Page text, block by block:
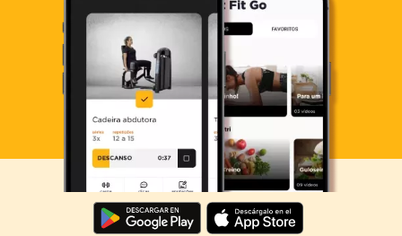
Descarga ahora lo Smart Fit App